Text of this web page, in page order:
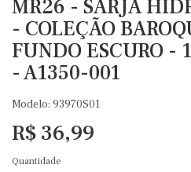
MR26 - SARJA
- COLEÇÃO
FUNDO ESCURO -
- A1350-001
Modelo: 93970S01
R$ 36,99
Quantidade